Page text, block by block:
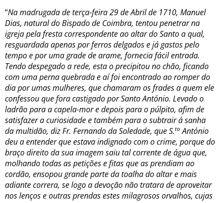
“Na madrugada de terça-feira 29 de Abril de 1710, Manuel
Dias, natural do Bispado de Coimbra, tentou penetrar na
igreja pela fresta correspondente ao altar do Santo a qual,
resguardada apenas por ferros delgados e já gastos pelo
tempo e por uma grade de arame, fornecia fácil entrada.
Tendo despegado a rede, esta o precipitou no chão, ficando
com uma perna quebrada e aí foi encontrado ao romper do
dia por umas mulheres, que chamaram os frades a quem ele
confessou que fora castigado por Santo António. Levado o
ladrão para a capela-mor e depois para o púlpito, afim de
satisfazer a curiosidade e também para o subtrair á sanha
da multidão, diz Fr. Fernando da Soledade, que S.toAntónio
deu a entender que estava indignado com o crime, porque do
braço direito da sua imagem saiu tal corrente de água que,
molhando todas as petições e fitas que as prendiam ao
cordão, ensopou grande parte da toalha do altar e mais
adiante correra, se logo a devoção não tratara de aproveitar
nos lenços e outras prendas estes milagrosos orvalhos, cujas